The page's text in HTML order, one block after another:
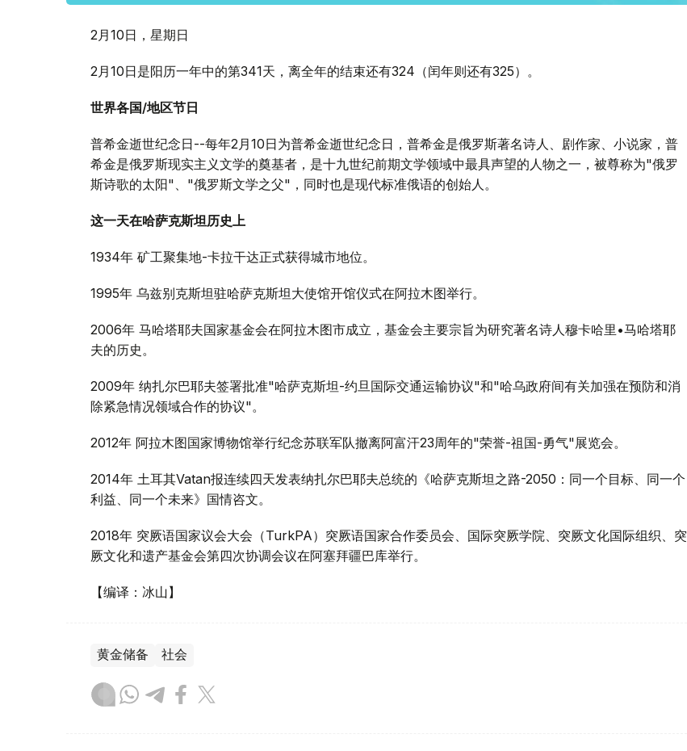
2月10日，星期日
2月10日是阳历一年中的第341天，离全年的结束还有324（闰年则还有325）。
世界各国/地区节日
普希金逝世纪念日--每年2月10日为普希金逝世纪念日，普希金是俄罗斯著名诗人、剧作家、小说家，普
希金是俄罗斯现实主义文学的奠基者，是十九世纪前期文学领域中最具声望的人物之一，被尊称为"俄罗
斯诗歌的太阳"、"俄罗斯文学之父"，同时也是现代标准俄语的创始人。
这一天在哈萨克斯坦历史上
1934年 矿工聚集地-卡拉干达正式获得城市地位。
1995年 乌兹别克斯坦驻哈萨克斯坦大使馆开馆仪式在阿拉木图举行。
2006年 马哈塔耶夫国家基金会在阿拉木图市成立，基金会主要宗旨为研究著名诗人穆卡哈里•马哈塔耶
夫的历史。
2009年 纳扎尔巴耶夫签署批准"哈萨克斯坦-约旦国际交通运输协议"和"哈乌政府间有关加强在预防和消
除紧急情况领域合作的协议"。
2012年 阿拉木图国家博物馆举行纪念苏联军队撤离阿富汗23周年的"荣誉-祖国-勇气"展览会。
2014年 土耳其Vatan报连续四天发表纳扎尔巴耶夫总统的《哈萨克斯坦之路-2050：同一个目标、同一个
利益、同一个未来》国情咨文。
2018年 突厥语国家议会大会（TurkPA）突厥语国家合作委员会、国际突厥学院、突厥文化国际组织、突
厥文化和遗产基金会第四次协调会议在阿塞拜疆巴库举行。
【编译：冰山】
黄金储备 社会